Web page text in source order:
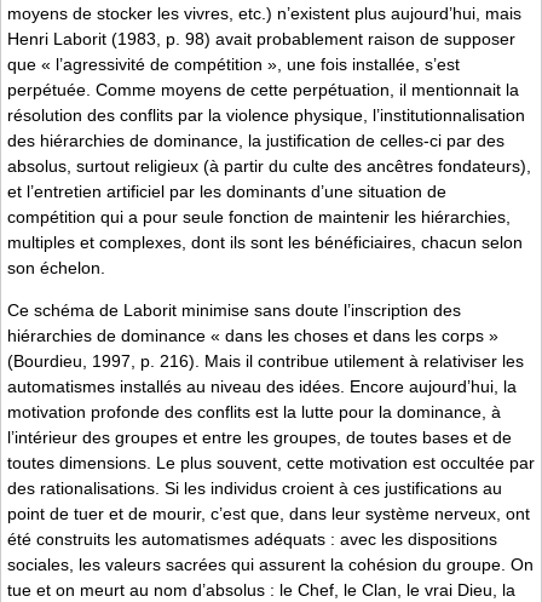
moyens de stocker les vivres, etc.) n’existent plus aujourd’hui, mais
Henri Laborit (1983, p. 98) avait probablement raison de supposer
que « l’agressivité de compétition », une fois installée, s’est
perpétuée. Comme moyens de cette perpétuation, il mentionnait la
résolution des conflits par la violence physique, l’institutionnalisation
des hiérarchies de dominance, la justification de celles-ci par des
absolus, surtout religieux (à partir du culte des ancêtres fondateurs),
et l’entretien artificiel par les dominants d’une situation de
compétition qui a pour seule fonction de maintenir les hiérarchies,
multiples et complexes, dont ils sont les bénéficiaires, chacun selon
son échelon.
Ce schéma de Laborit minimise sans doute l’inscription des
hiérarchies de dominance « dans les choses et dans les corps »
(Bourdieu, 1997, p. 216). Mais il contribue utilement à relativiser les
automatismes installés au niveau des idées. Encore aujourd’hui, la
motivation profonde des conflits est la lutte pour la dominance, à
l’intérieur des groupes et entre les groupes, de toutes bases et de
toutes dimensions. Le plus souvent, cette motivation est occultée par
des rationalisations. Si les individus croient à ces justifications au
point de tuer et de mourir, c’est que, dans leur système nerveux, ont
été construits les automatismes adéquats : avec les dispositions
sociales, les valeurs sacrées qui assurent la cohésion du groupe. On
tue et on meurt au nom d’absolus : le Chef, le Clan, le vrai Dieu, la